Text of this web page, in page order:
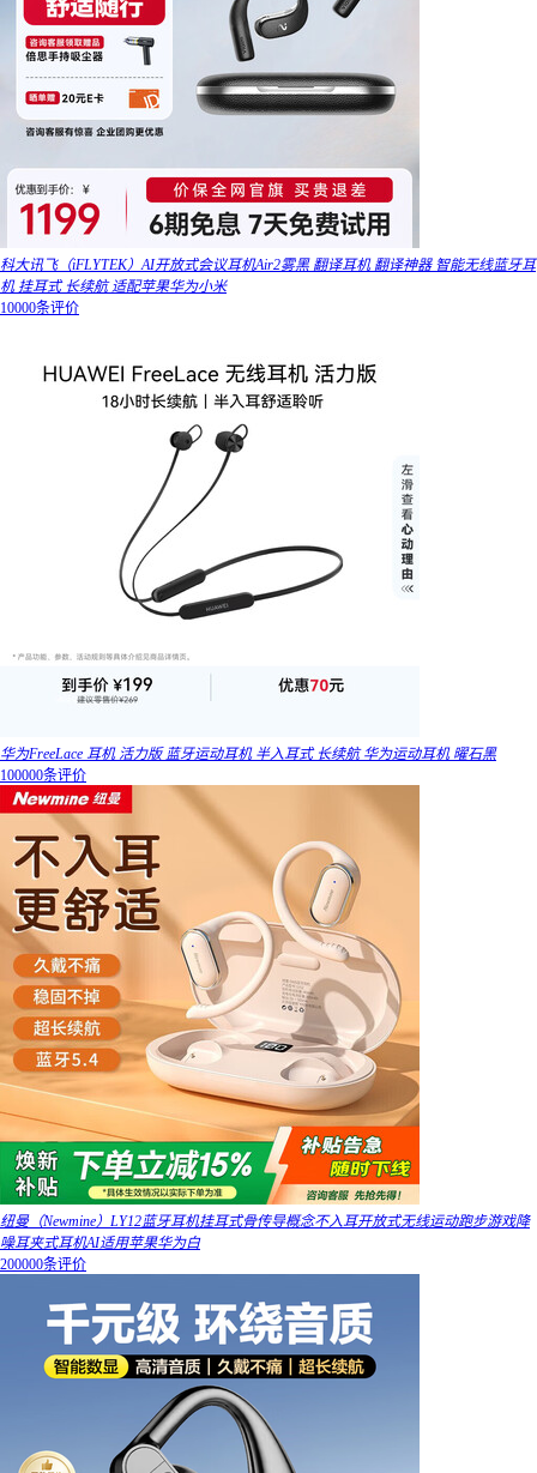
科大讯飞（iFLYTEK）AI开放式会议耳机Air2雾黑 翻译耳机 翻译神器 智能无线蓝牙耳
机 挂耳式 长续航 适配苹果华为小米
10000条评价
华为FreeLace 耳机 活力版 蓝牙运动耳机 半入耳式 长续航 华为运动耳机 曜石黑
100000条评价
纽曼（Newmine）LY12蓝牙耳机挂耳式骨传导概念不入耳开放式无线运动跑步游戏降
噪耳夹式耳机AI适用苹果华为白
200000条评价